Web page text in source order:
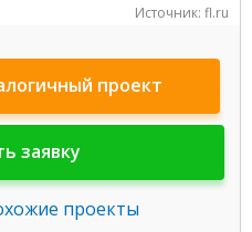
Источник: fl.ru
проект
заявку
проекты